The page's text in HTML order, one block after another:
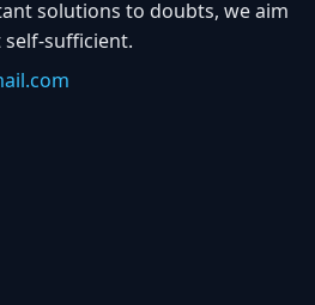
solutions to doubts, we aim
sufficient.